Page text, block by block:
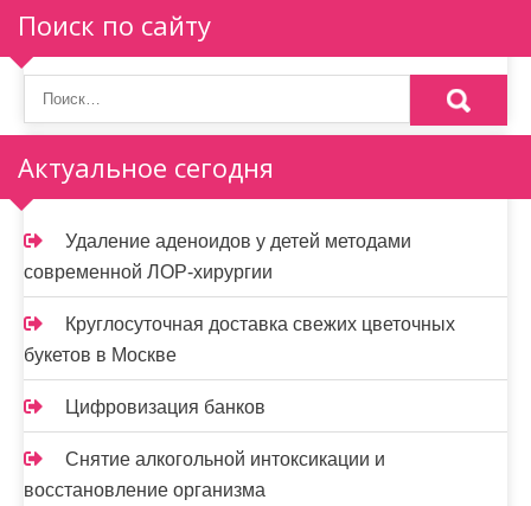
п
о
з
а
п
и
с
я
м
Поиск по сайту
Актуальное сегодня
Удаление аденоидов у детей методами
современной ЛОР-хирургии
Круглосуточная доставка свежих цветочных
букетов в Москве
Цифровизация банков
Снятие алкогольной интоксикации и
восстановление организма